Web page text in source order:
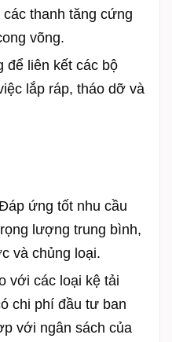
thanh tăng cứng
võng.
để liên kết các bộ
lắp ráp, tháo dỡ và
ứng tốt nhu cầu
lượng trung bình,
và chủng loại.
với các loại kệ tải
chi phí đầu tư ban
với ngân sách của